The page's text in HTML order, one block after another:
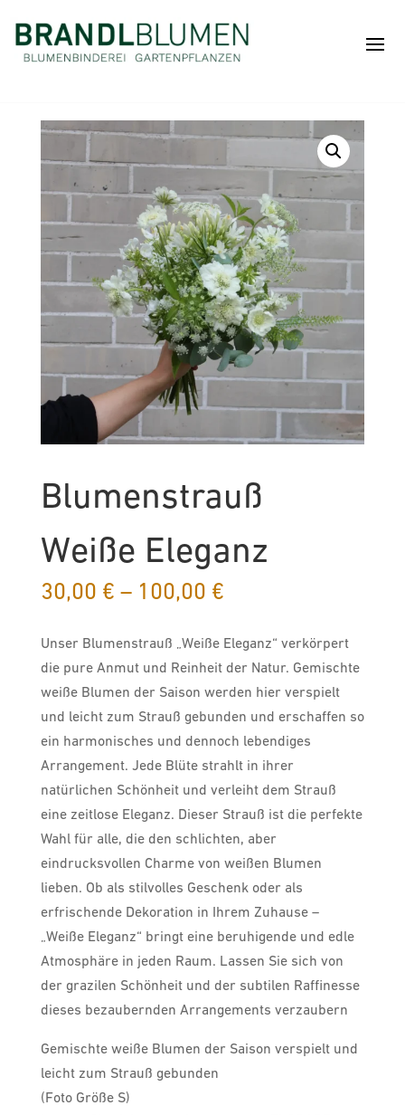
Blumenstrauß
Weiße Eleganz
30,00 € – 100,00 €Preisspanne:
bis
100,00 €
Unser Blumenstrauß „Weiße Eleganz“ verkörpert
die pure Anmut und Reinheit der Natur. Gemischte
weiße Blumen der Saison werden hier verspielt
und leicht zum Strauß gebunden und erschaffen so
ein harmonisches und dennoch lebendiges
Arrangement. Jede Blüte strahlt in ihrer
natürlichen Schönheit und verleiht dem Strauß
eine zeitlose Eleganz. Dieser Strauß ist die perfekte
Wahl für alle, die den schlichten, aber
eindrucksvollen Charme von weißen Blumen
lieben. Ob als stilvolles Geschenk oder als
erfrischende Dekoration in Ihrem Zuhause –
„Weiße Eleganz“ bringt eine beruhigende und edle
Atmosphäre in jeden Raum. Lassen Sie sich von
der grazilen Schönheit und der subtilen Raffinesse
dieses bezaubernden Arrangements verzaubern
Gemischte weiße Blumen der Saison verspielt und
leicht zum Strauß gebunden
(Foto Größe S)